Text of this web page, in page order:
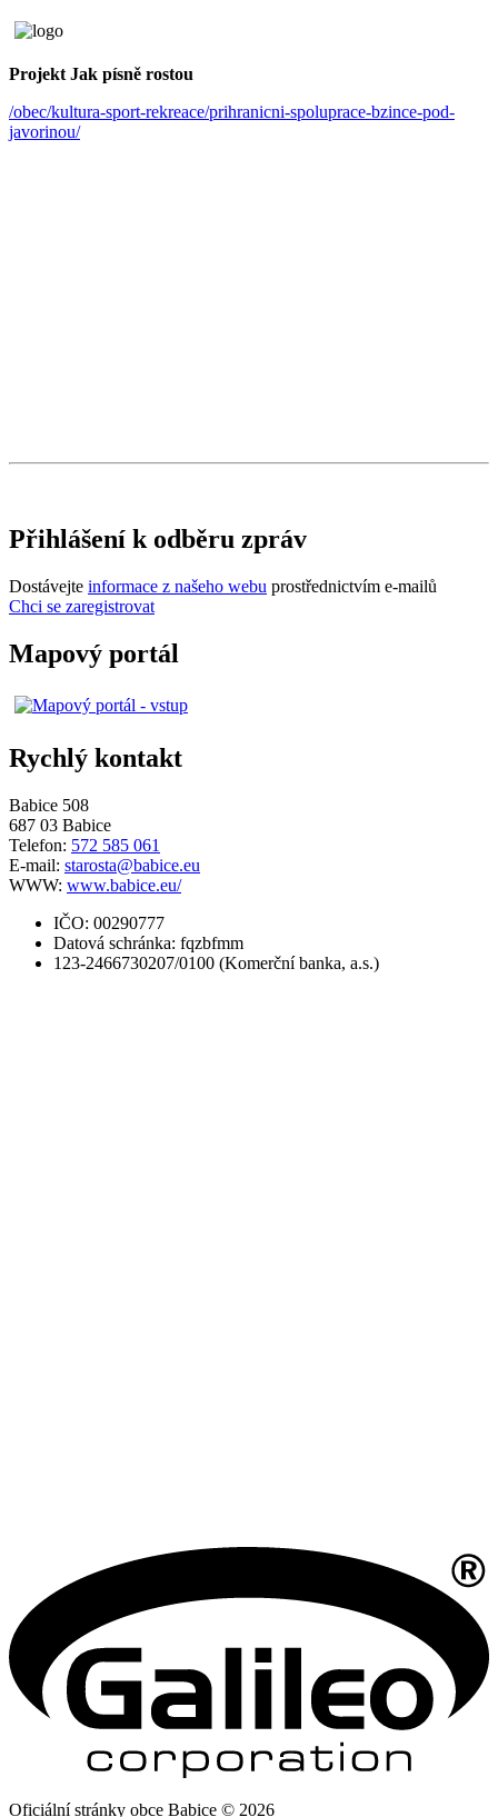
Projekt Jak písně rostou
/obec/kultura-sport-rekreace/prihranicni-spoluprace-bzince-pod-
javorinou/
Přihlášení k odběru zpráv
Dostávejte informace z našeho webu prostřednictvím e-mailů
Chci se zaregistrovat
Mapový portál
Rychlý kontakt
Babice 508
687 03 Babice
Telefon: 572 585 061
E-mail: starosta@babice.eu
WWW: www.babice.eu/
IČO: 00290777
Datová schránka: fqzbfmm
123-2466730207/0100 (Komerční banka, a.s.)
Oficiální stránky obce Babice © 2026